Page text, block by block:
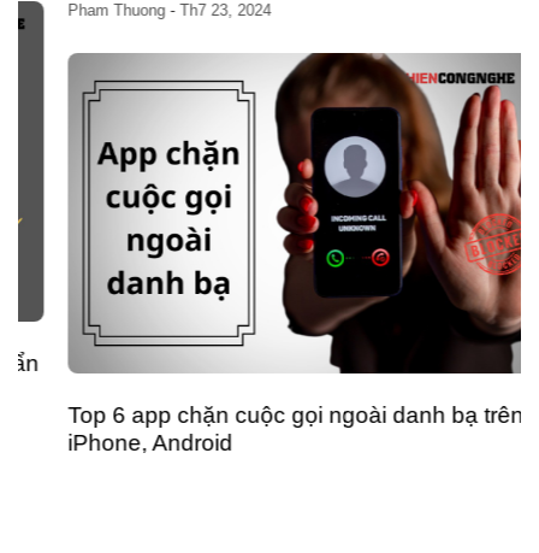
Pham Thuong-Th7 23, 2024
Top 6 app chặn cuộc gọi ngoài danh bạ trên
iPhone, Android